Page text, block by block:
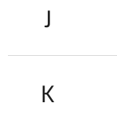
J
K